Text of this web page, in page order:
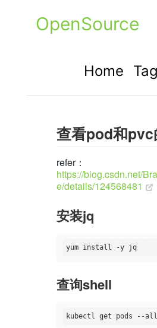
OpenSource
Home
查看pod和pvc
refer：
https://blog.csdn.net/
e/details/124568481
安装jq
yum install -y jq
查询shell